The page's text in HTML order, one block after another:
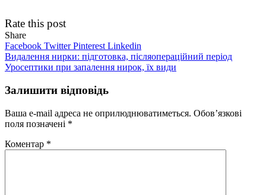
Rate this post
Share
Facebook TwitterPinterestLinkedin
Навігація
записів
Видалення нирки: підготовка, післяопераційний період
Уросептики при запалення нирок, їх види
Залишити відповідь
Ваша e-mail адреса не оприлюднюватиметься. Обов’язкові
поля позначені *
Коментар *